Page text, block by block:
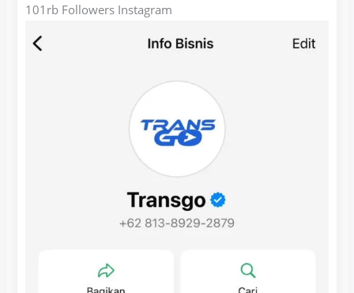
101rb Followers Instagram